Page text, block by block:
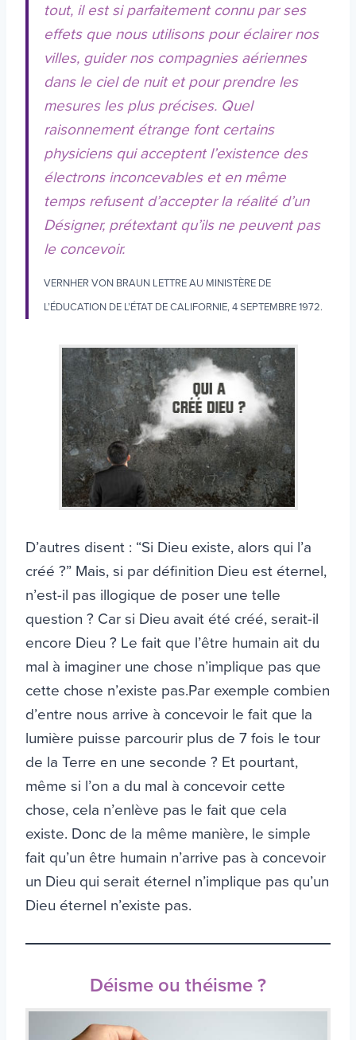
tout, il est si parfaitement connu par ses
effets que nous utilisons pour éclairer nos
villes, guider nos compagnies aériennes
dans le ciel de nuit et pour prendre les
mesures les plus précises. Quel
raisonnement étrange font certains
physiciens qui acceptent l’existence des
électrons inconcevables et en même
temps refusent d’accepter la réalité d’un
Désigner, prétextant qu’ils ne peuvent pas
le concevoir.
VERNHER VON BRAUN LETTRE AU MINISTÈRE DE
L’ÉDUCATION DE L’ÉTAT DE CALIFORNIE, 4 SEPTEMBRE 1972.
D’autres disent : “Si Dieu existe, alors qui l’a
créé ?” Mais, si par définition Dieu est éternel,
n’est-il pas illogique de poser une telle
question ? Car si Dieu avait été créé, serait-il
encore Dieu ? Le fait que l’être humain ait du
mal à imaginer une chose n’implique pas que
cette chose n’existe pas.Par exemple combien
d’entre nous arrive à concevoir le fait que la
lumière puisse parcourir plus de 7 fois le tour
de la Terre en une seconde ? Et pourtant,
même si l’on a du mal à concevoir cette
chose, cela n’enlève pas le fait que cela
existe. Donc de la même manière, le simple
fait qu’un être humain n’arrive pas à concevoir
un Dieu qui serait éternel n’implique pas qu’un
Dieu éternel n’existe pas.
Déisme ou théisme ?